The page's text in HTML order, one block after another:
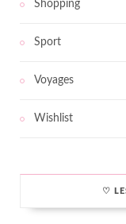
Shopping
Sport
Voyages
Wishlist
♡